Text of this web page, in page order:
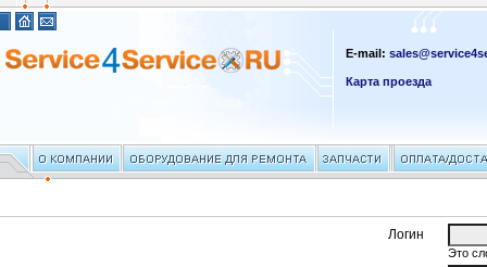
E-mail:
Карта проезда
Логин
Это